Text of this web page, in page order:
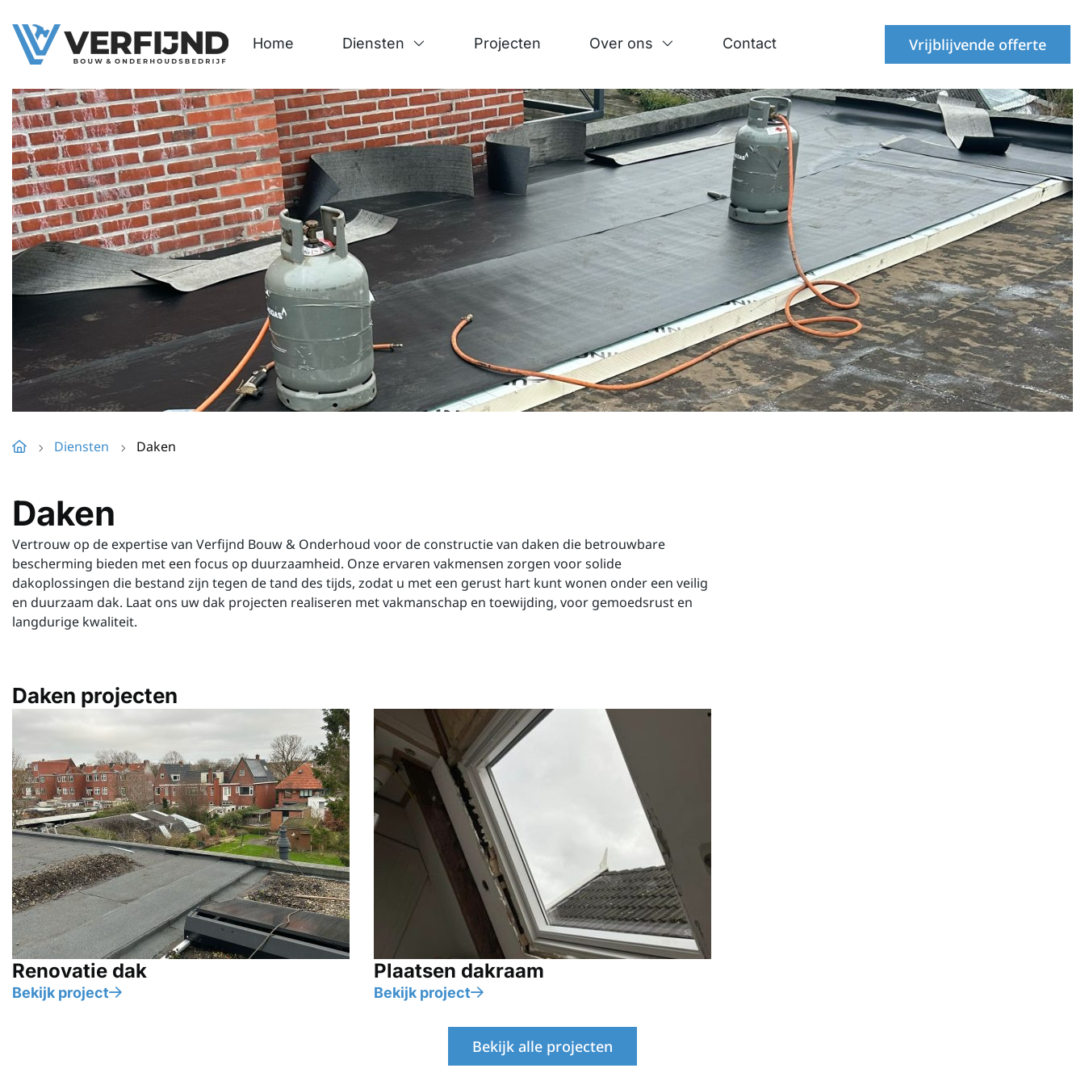
Home Diensten Projecten Over ons Contact Vrijblijvende offerte
Diensten Daken
Daken
Vertrouw op de expertise van Verfijnd Bouw & Onderhoud voor de constructie van daken die betrouwbare
bescherming bieden met een focus op duurzaamheid. Onze ervaren vakmensen zorgen voor solide
dakoplossingen die bestand zijn tegen de tand des tijds, zodat u met een gerust hart kunt wonen onder een veilig
en duurzaam dak. Laat ons uw dak projecten realiseren met vakmanschap en toewijding, voor gemoedsrust en
langdurige kwaliteit.
Daken projecten
Renovatie dak
Bekijk project
Plaatsen dakraam
Bekijk project
Bekijk alle projecten